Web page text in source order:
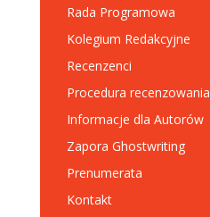
Rada Programowa
Kolegium Redakcyjne
Recenzenci
Procedura recenzowania
Informacje dla Autorów
Zapora Ghostwriting
Prenumerata
Kontakt